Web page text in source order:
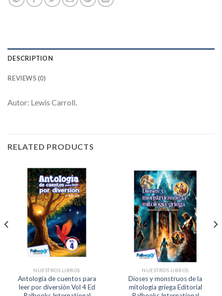
DESCRIPTION
REVIEWS (0)
Autor: Lewis Carroll.
RELATED PRODUCTS
NUESTROS LIBROS
Antología de cuentos para
leer por diversión Vol 4 Ed
NUESTROS LIBROS
Dioses y monstruos de la
mitología griega Editorial